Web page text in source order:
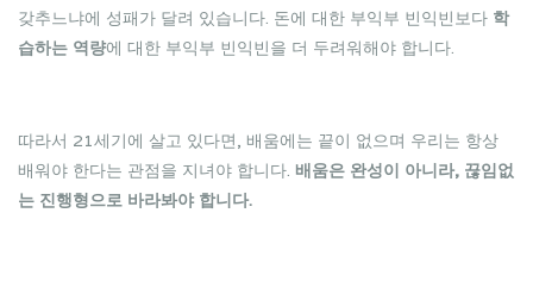
갖추느냐에 성패가 달려 있습니다. 돈에 대한 부익부 빈익빈보다 학
습하는 역량에 대한 부익부 빈익빈을 더 두려워해야 합니다.
따라서 21세기에 살고 있다면, 배움에는 끝이 없으며 우리는 항상
배워야 한다는 관점을 지녀야 합니다. 배움은 완성이 아니라, 끊임없
는 진행형으로 바라봐야 합니다.